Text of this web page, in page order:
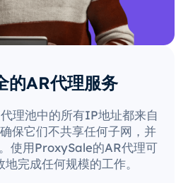
的AR代理服务
理池中的所有IP地址都来自
保它们不共享任何子网，并
使用ProxySale的AR代理可
完成任何规模的工作。